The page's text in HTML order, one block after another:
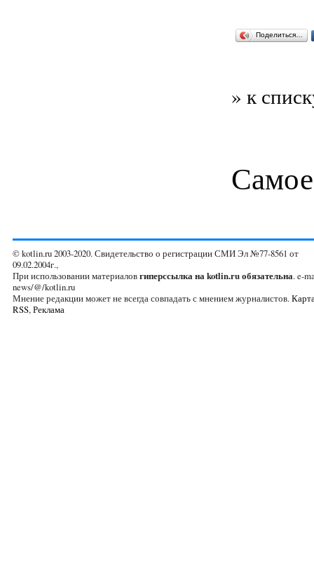
Поделиться…
» к
© kotlin.ru 2003-2020. Свидетельство о регистрации СМИ Эл №77-8561 от
09.02.2004г.,
При использовании материаловгиперссылка на kotlin.ru обязательна. e-
news/@/kotlin.ru
Мнение редакции может не всегда совпадать с мнением журналистов.
RSS,Реклама